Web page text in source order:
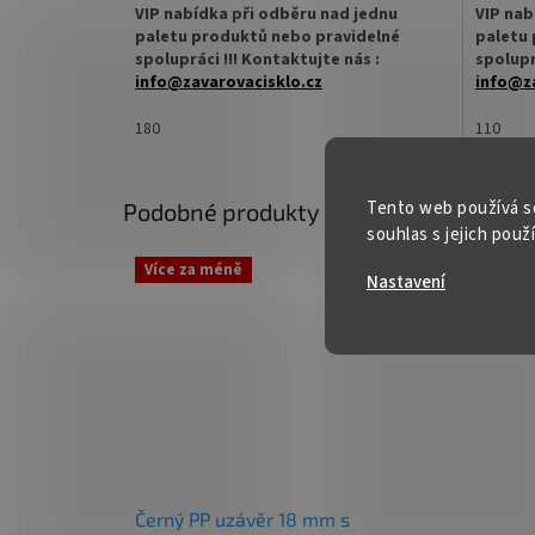
Tento web používá
souhlas s jejich
Nastavení
VIP nabídka při odběru nad jednu
paletu produktů nebo pravidelné
spolupráci !!! Kontaktujte nás :
info@zavarovacisklo.cz
Hnědá skleněná lahvička lékovka 20 ml
na kapky, tinktury, sirupy i léčiva, která
zachovat jeho kvalitu a trvanlivost.
Kulatá lékovka z hnědého lékárenského
skla 20 ml
180
VIP
paletu
Hnědá
✅
110
Podobné produkty
Více za méně
Černý PP uzávěr 18 mm s